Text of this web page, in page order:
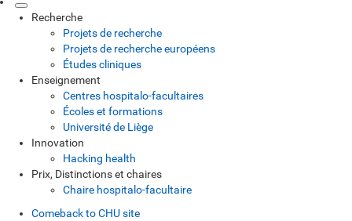
Recherche
Projets de recherche
Projets de recherche européens
Études cliniques
Enseignement
Centres hospitalo-facultaires
Écoles et formations
Université de Liège
Innovation
Hacking health
Prix, Distinctions et chaires
Chaire hospitalo-facultaire
Comeback to CHU site